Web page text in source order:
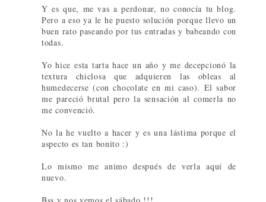
Y es que, me vas a perdonar, no conocía tu blog.
Pero a eso ya le he puesto solución porque llevo un
buen rato paseando por tus entradas y babeando con
todas.
Yo hice esta tarta hace un año y me decepcionó la
textura chiclosa que adquieren las obleas al
humedecerse (con chocolate en mi caso). El sabor
me pareció brutal pero la sensación al comerla no
me convenció.
No la he vuelto a hacer y es una lástima porque el
aspecto es tan bonito :)
Lo mismo me animo después de verla aquí de
nuevo.
Bss y nos vemos el sábado !!!